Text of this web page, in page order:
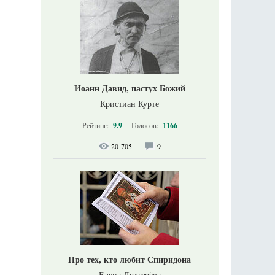
Иоанн Давид, пастух Божий
Кристиан Курте
Рейтинг: 9.9 Голосов: 1166
20 705 9
Про тех, кто любит Спиридона